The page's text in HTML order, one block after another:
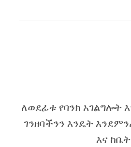
ለወደፊቱ የባንክ
ገንዘባችንን እንዴት
እና